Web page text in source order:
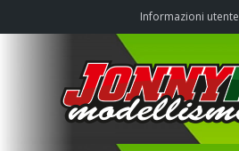
Informazioni utente